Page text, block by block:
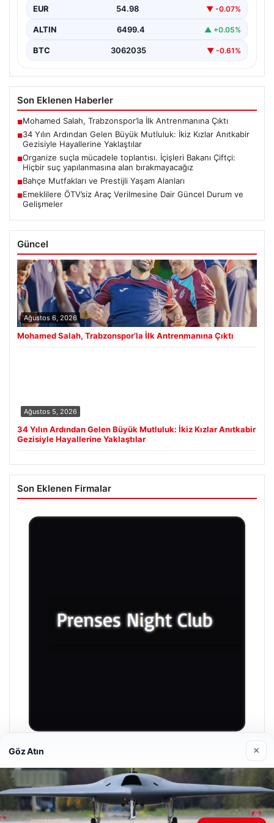
EUR 54.98 ▼ -0.07%
ALTIN 6499.4 ▲ +0.05%
BTC 3062035 ▼ -0.61%
Son Eklenen Haberler
■Mohamed Salah, Trabzonspor’la İlk Antrenmanına Çıktı
■34 Yılın Ardından Gelen Büyük Mutluluk: İkiz Kızlar Anıtkabir
Gezisiyle Hayallerine Yaklaştılar
■Organize suçla mücadele toplantısı. İçişleri Bakanı Çiftçi:
Hiçbir suç yapılanmasına alan bırakmayacağız
■Bahçe Mutfakları ve Prestijli Yaşam Alanları
■Emeklilere ÖTV’siz Araç Verilmesine Dair Güncel Durum ve
Gelişmeler
Güncel
Ağustos 6, 2026
Mohamed Salah, Trabzonspor’la İlk Antrenmanına Çıktı
Ağustos 5, 2026
34 Yılın Ardından Gelen Büyük Mutluluk: İkiz Kızlar Anıtkabir
Gezisiyle Hayallerine Yaklaştılar
Son Eklenen Firmalar
Prenses Night Club
Nisan 29, 2026
Göz Atın ×